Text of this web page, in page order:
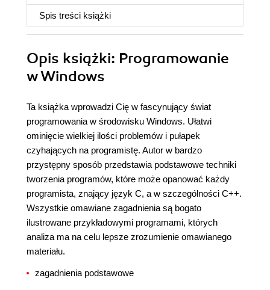
Spis treści książki
Opis książki: Programowanie
w Windows
Ta książka wprowadzi Cię w fascynujący świat
programowania w środowisku Windows. Ułatwi
ominięcie wielkiej ilości problemów i pułapek
czyhających na programistę. Autor w bardzo
przystępny sposób przedstawia podstawowe techniki
tworzenia programów, które może opanować każdy
programista, znający język C, a w szczególności C++.
Wszystkie omawiane zagadnienia są bogato
ilustrowane przykładowymi programami, których
analiza ma na celu lepsze zrozumienie omawianego
materiału.
zagadnienia podstawowe